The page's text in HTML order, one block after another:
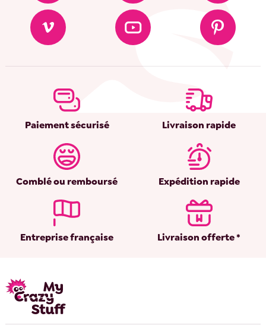
Paiement sécurisé Livraison rapide
Comblé ou remboursé Expédition rapide
Entreprise française Livraison offerte *